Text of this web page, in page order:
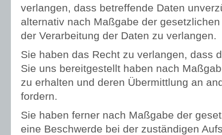
verlangen, dass betreffende Daten
alternativ nach Maßgabe der
der Verarbeitung der Daten zu verlangen.
Sie haben das Recht zu verlangen, dass
Sie uns bereitgestellt haben nach
zu erhalten und deren Übermittlung an
fordern.
Sie haben ferner nach Maßgabe der
eine Beschwerde bei der zuständigen